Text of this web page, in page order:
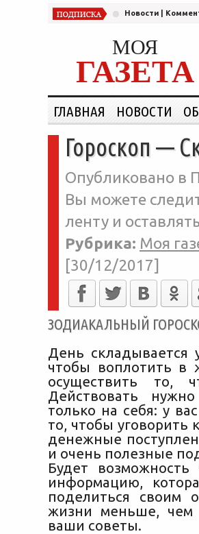
Новости
МОЯ
ГАЗЕТА
ГЛАВНАЯ НОВОСТИ
Гороскоп —
Опубликовано в
Вы можете
ленту и
Рубрика: Моя
[30/12/2017]
ЗОДИАКАЛЬНЫЙ
День складывается
чтобы воплотить в
осуществить то,
Действовать
только на себя: у
то, чтобы уговорить
денежные
и очень полезные
Будет возможность
информацию,
поделиться своим
жизни меньше, чем
ваши советы.